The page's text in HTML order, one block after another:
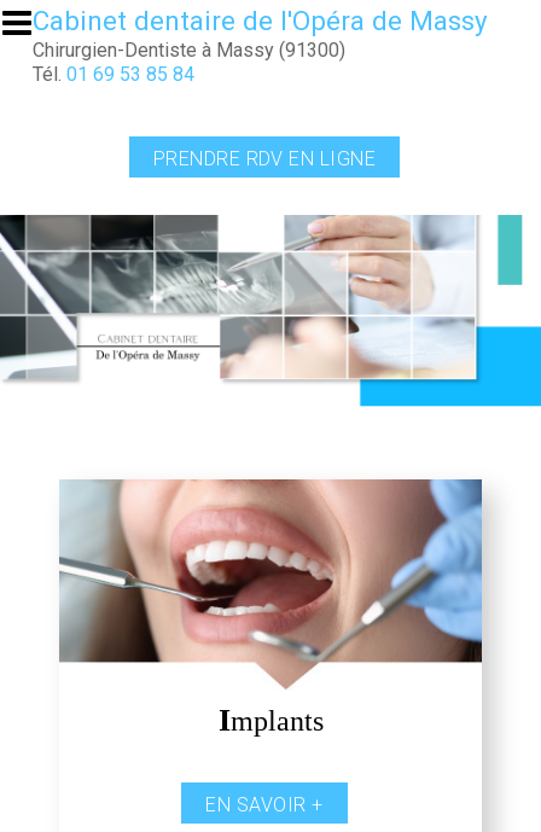
Aller au contenu principal
Cabinet dentaire de l'Opéra de Massy
Chirurgien-Dentiste à Massy (91300)
Tél.01 69 53 85 84
PRENDRE RDV EN LIGNE
Implants
EN SAVOIR +